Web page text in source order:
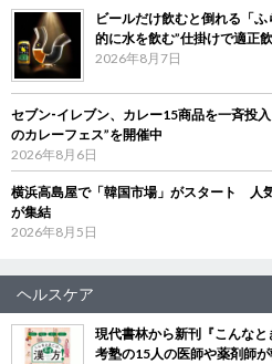
ビールだけ飲むと倒れる「
的に水を飲む”仕掛けで適正
2026年8月7日
セブン‐イレブン、カレー15商品を一斉投
のカレーフェス”を開催中
2026年8月6日
横浜高島屋で「韓国市場」がスタート 人
が集結
2026年8月5日
ヘルスケア
現代書林から新刊『こんな
考塾の15人の医師や薬剤師